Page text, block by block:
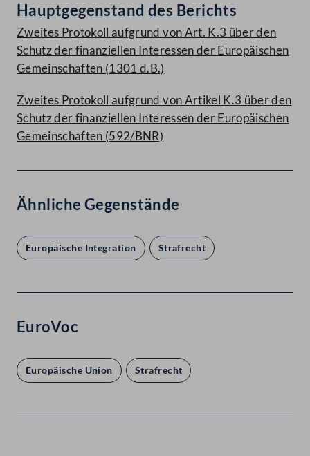
Hauptgegenstand des Berichts
Zweites Protokoll aufgrund von Art. K.3 über den
Schutz der finanziellen Interessen der Europäischen
Gemeinschaften (1301 d.B.)
Zweites Protokoll aufgrund von Artikel K.3 über den
Schutz der finanziellen Interessen der Europäischen
Gemeinschaften (592/BNR)
Ähnliche Gegenstände
Europäische Integration Strafrecht
EuroVoc
Europäische Union Strafrecht